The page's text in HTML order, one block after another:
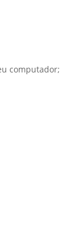
computador;